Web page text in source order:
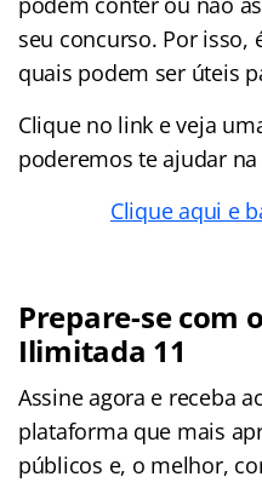
seu concurso. Por
quais podem ser úteis
Clique no link e veja
poderemos te ajudar
Clique aqui e
Prepare-se com
Ilimitada 11
Assine agora e receba
plataforma que mais
públicos e, o melhor,